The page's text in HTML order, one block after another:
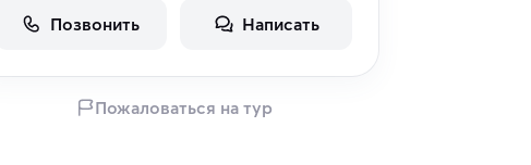
Позвонить Написать
Пожаловаться на тур